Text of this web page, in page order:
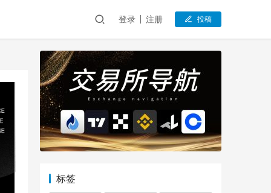
登录 注册 投稿
标签